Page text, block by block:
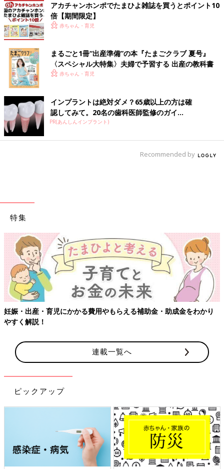
アカチャンホンポでたまひよ雑誌を買うとポイント10
倍【期間限定】
赤ちゃん・育児
まるごと1冊“出産準備”の本『たまごクラブ 夏号』
〈スペシャル大特集〉夫婦で予習する 出産の教科書
赤ちゃん・育児
インプラントは絶対ダメ？65歳以上の方は確
認してみて。20名の歯科医師監修のガイ...
PR(あんしんインプラント)
Recommended by
特集
【ワクチン接種できるものも】妊婦の感染症対策、知っておいて
連載一覧へ
ピックアップ